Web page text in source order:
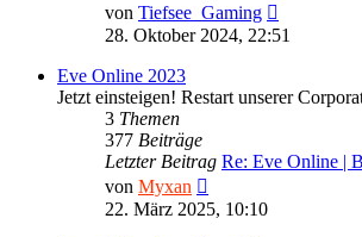
von Tiefsee_Gaming
Beitrag
28. Oktober 2024, 22:51
Eve Online 2023
Jetzt einsteigen! Restart unserer
3 Themen
377 Beiträge
Letzter Beitrag Re: Eve Online
von Myxan
Beitrag
22. März 2025, 10:10